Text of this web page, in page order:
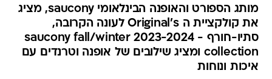
מותג הספורט והאופנה הבינלאומי saucony, מציג
את קולקציית ה Original's לעונה הקרובה,
סתיו-חורף - saucony fall/winter 2023-2024
collection ומציג שילובים של אופנה וטרנדים עם
איכות ונוחות